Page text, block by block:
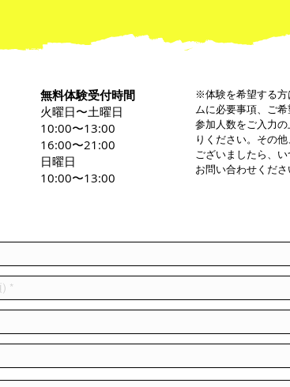
無料体験受付時間
火曜日〜土曜日
10:00〜13:00
16:00〜21:00
日曜日
10:00〜13:00
※体験を希望する方
ムに必要事項、ご希
参加人数をご入力
りください。その
ございましたら、
お問い合わせくださ